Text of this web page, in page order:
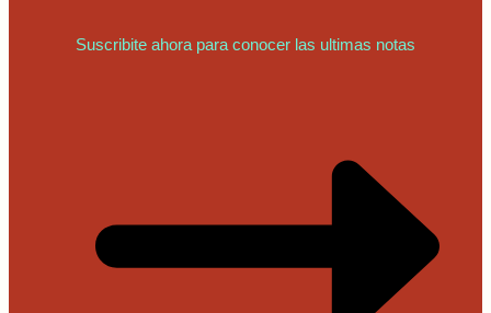
Suscribite ahora para conocer las ultimas notas